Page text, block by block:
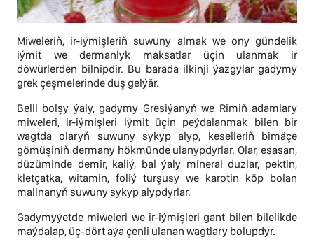
Miweleriň, ir-iýmişleriň suwuny almak we ony gündelik
iýmit we dermanlyk maksatlar üçin ulanmak ir
döwürlerden bilnipdir. Bu barada ilkinji ýazgylar gadymy
grek çeşmelerinde duş gelýär.
Belli bolşy ýaly, gadymy Gresiýanyň we Rimiň adamlary
miweleri, ir-iýmişleri iýmit üçin peýdalanmak bilen bir
wagtda olaryň suwuny sykyp alyp, keselleriň bimäçe
gömüşiniň dermany hökmünde ulanypdyrlar. Olar, esasan,
düzüminde demir, kaliý, bal ýaly mineral duzlar, pektin,
kletçatka, witamin, foliý turşusy we karotin köp bolan
malinanyň suwuny sykyp alypdyrlar.
Gadymyýetde miweleri we ir-iýmişleri gant bilen bilelikde
maýdalap, üç-dört aýa çenli ulanan wagtlary bolupdyr.